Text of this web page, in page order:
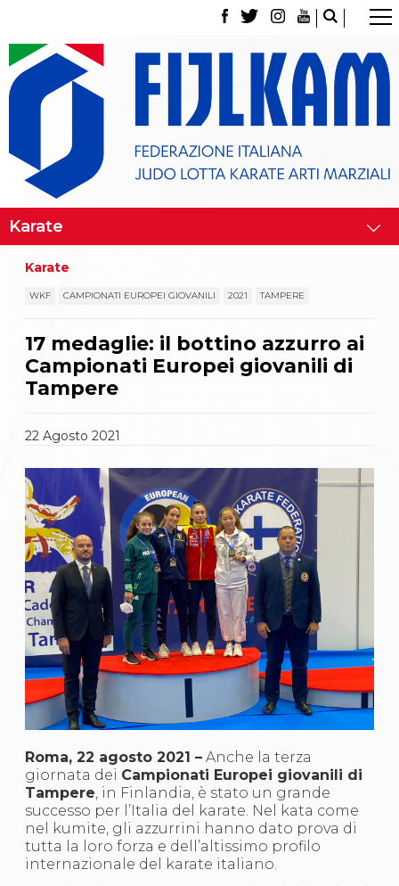
La Federazione
Tesseramento
Contatti
Norme e modulistica Affiliazioni e Tesseramenti
Classifica Società Sportive con più di 100 atleti
tesserati
Giustizia Sportiva
Partners
La disciplina
News
La disciplina
News
Gare e Risultati
Attività Didattica
Albi Federali
Karate
La disciplina
News
Gare e Risultati
Attività Didattica
Albi Federali
Arti marziali
Aikido
Ju Jitsu
Sumo
Grappling
BJJ
Pancrazio/Pankration
S'istrumpa
News
Calendario Attività
Difesa Personale MGA
Karate
WKF CAMPIONATI EUROPEI GIOVANILI 2021 TAMPERE
17 medaglie: il bottino azzurro ai
Campionati Europei giovanili di
Tampere
22Agosto2021
Roma, 22 agosto 2021 – Anche la terza
giornata dei Campionati Europei giovanili di
Tampere, in Finlandia, è stato un grande
successo per l’Italia del karate. Nel kata come
nel kumite, gli azzurrini hanno dato prova di
tutta la loro forza e dell’altissimo profilo
internazionale del karate italiano.